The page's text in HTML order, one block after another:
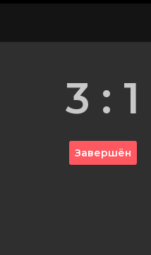
3 : 1
Завершён